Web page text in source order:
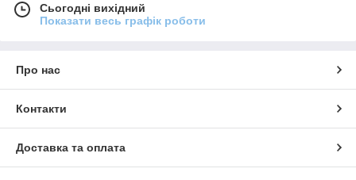
Сьогодні вихідний
Показати весь графік роботи
Про нас
Контакти
Доставка та оплата